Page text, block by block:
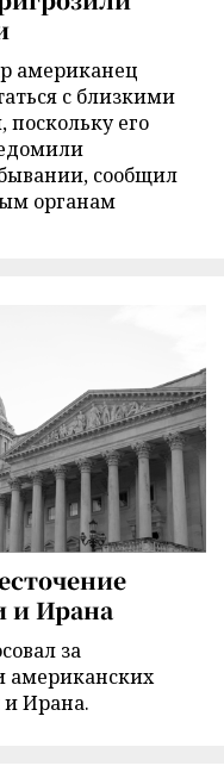
американец
с близкими
его
сообщил
органам
и Ирана
за
американских
Ирана.